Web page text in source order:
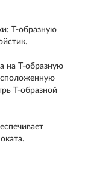
T-образную
на T-образную
T-образной